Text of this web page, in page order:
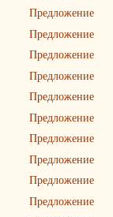
Предложение
Предложение
Предложение
Предложение
Предложение
Предложение
Предложение
Предложение
Предложение
Предложение